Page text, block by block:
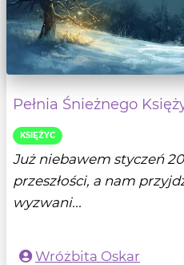
Pełnia Śnieżnego
KSIĘŻYC
Już niebawem styczeń
przeszłości, a nam
wyzwani...
Wróżbita Oskar